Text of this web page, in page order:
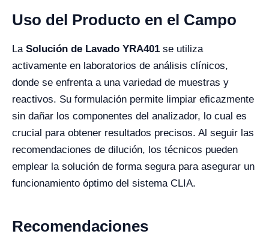
Uso del Producto en el Campo
La Solución de Lavado YRA401 se utiliza
activamente en laboratorios de análisis clínicos,
donde se enfrenta a una variedad de muestras y
reactivos. Su formulación permite limpiar eficazmente
sin dañar los componentes del analizador, lo cual es
crucial para obtener resultados precisos. Al seguir las
recomendaciones de dilución, los técnicos pueden
emplear la solución de forma segura para asegurar un
funcionamiento óptimo del sistema CLIA.
Recomendaciones